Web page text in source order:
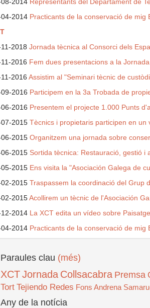
2014 Practicants de la conservació de
2018 Jornada tècnica al Consorci dels
2016 Fem dues presentacions a la
2016 Assistim al "Seminari tècnic de
2016 Participem en la 3a Trobada de
2016 Presentem el projecte 1.000 Punts
2015 Tècnics i propietaris participen en
2015 Organitzem una jornada sobre
2015 Sortida tècnica: Restauració, gestió i
2015 Ens visita la "Asociación Galega de
2015 Traspassem la coordinació del Grup
2015Acollirem un tècnic de l'Asociación
2014 La XCT edita un vídeo sobre
2014 Practicants de la conservació de
Paraules clau (més)
XCTJornada Collsacabra Premsa
Tort Tejiendo Redes Fons Andrena
Any de la notícia